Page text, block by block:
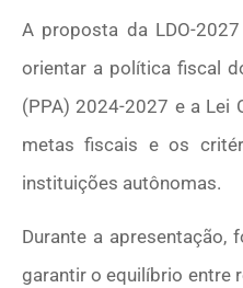
A proposta da LDO-
orientar a política fiscal
(PPA) 2024-2027 e a Lei
metas fiscais e os
instituições autônomas.
Durante a
garantir o equilíbrio entre